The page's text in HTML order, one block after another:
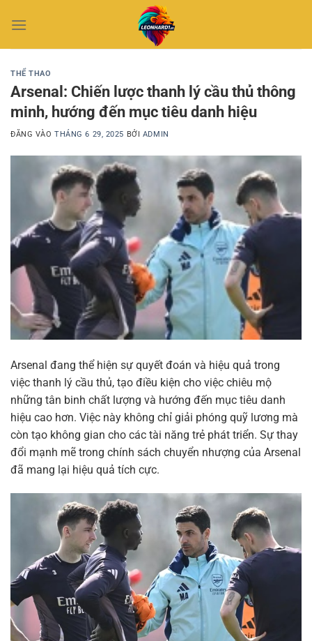
qua
THỂ THAO
Arsenal: Chiến lược thanh lý cầu thủ thông
minh, hướng đến mục tiêu danh hiệu
ĐĂNG VÀOTHÁNG 6 29, 2025 BỞI ADMIN
Arsenal đang thể hiện sự quyết đoán và hiệu quả trong
việc thanh lý cầu thủ, tạo điều kiện cho việc chiêu mộ
những tân binh chất lượng và hướng đến mục tiêu danh
hiệu cao hơn. Việc này không chỉ giải phóng quỹ lương mà
còn tạo không gian cho các tài năng trẻ phát triển. Sự thay
đổi mạnh mẽ trong chính sách chuyển nhượng của Arsenal
đã mang lại hiệu quả tích cực.